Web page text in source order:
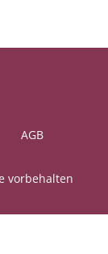
vorbehalten
AGB